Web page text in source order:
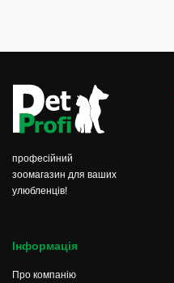
професійний
зоомагазин для ваших
улюбленців!
Інформація
Про компанію